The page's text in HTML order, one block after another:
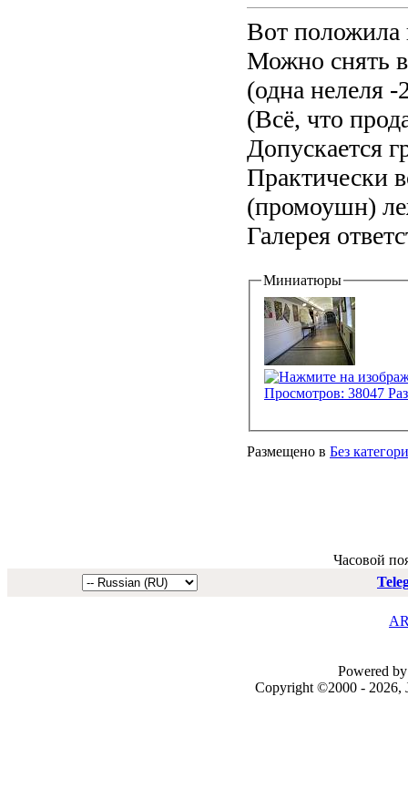
Вот положила
Можно снять
(одна нелеля
(Всё, что
Допускается
Практически
(промоушн)
Галерея
Миниатюры
Размещено в Без
Часовой
Powered
Copyright ©2000 - 2026,